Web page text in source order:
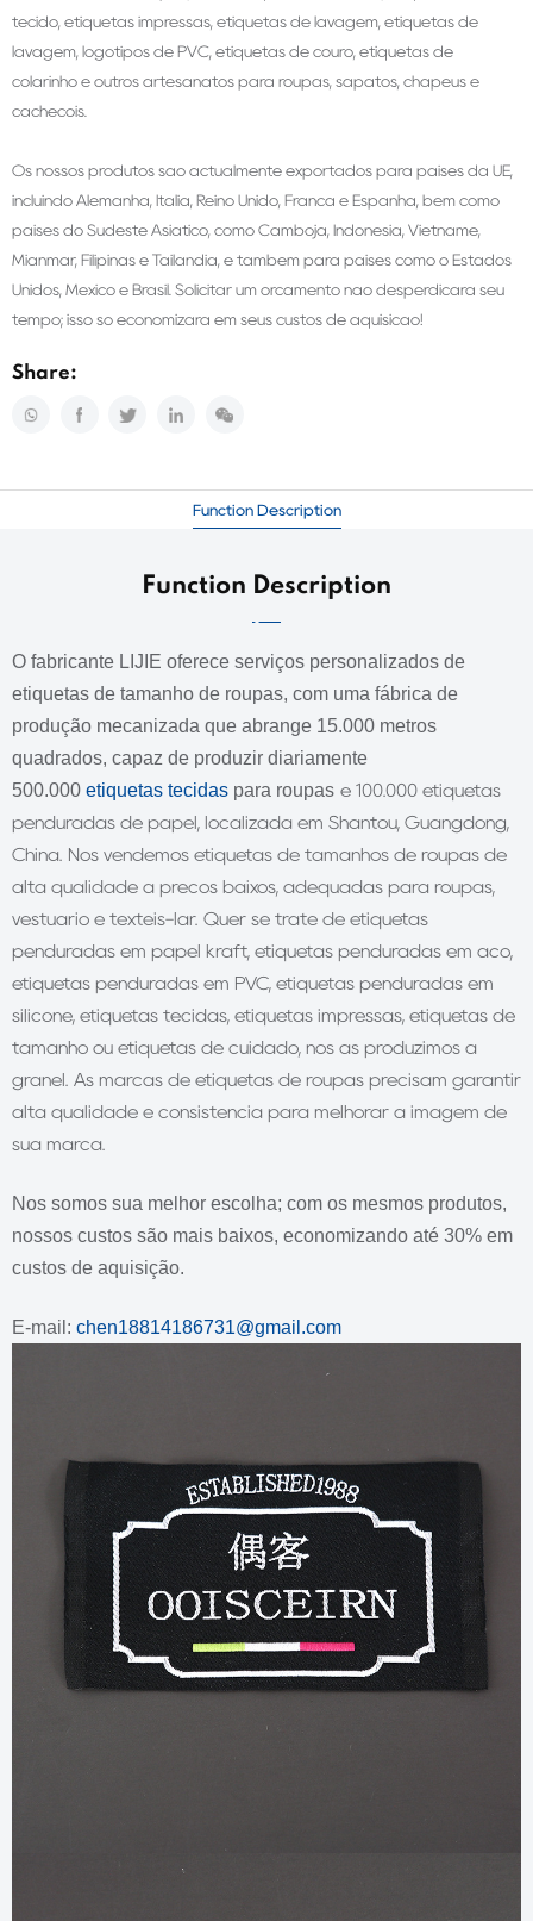
tecido, etiquetas impressas, etiquetas de lavagem, etiquetas de
lavagem, logotipos de PVC, etiquetas de couro, etiquetas de
colarinho e outros artesanatos para roupas, sapatos, chapéus e
cachecóis.
Os nossos produtos são actualmente exportados para países da UE,
incluindo Alemanha, Itália, Reino Unido, França e Espanha, bem como
países do Sudeste Asiático, como Camboja, Indonésia, Vietname,
Mianmar, Filipinas e Tailândia, e também para países como o Estados
Unidos, México e Brasil. Solicitar um orçamento não desperdiçará seu
tempo; isso só economizará em seus custos de aquisição!
Share:
Function Description
Function Description
O fabricante LIJIE oferece serviços personalizados de
etiquetas de tamanho de roupas, com uma fábrica de
produção mecanizada que abrange 15.000 metros
quadrados, capaz de produzir diariamente
500.000 etiquetas tecidas para roupas e 100.000 etiquetas
penduradas de papel, localizada em Shantou, Guangdong,
China.
Nós vendemos etiquetas de tamanhos de roupas de
alta qualidade a preços baixos, adequadas para roupas,
vestuário e têxteis-lar. Quer se trate de etiquetas
penduradas em papel kraft, etiquetas penduradas em aço,
etiquetas penduradas em PVC, etiquetas penduradas em
silicone, etiquetas tecidas, etiquetas impressas, etiquetas de
tamanho ou etiquetas de cuidado, nós as produzimos a
granel. As marcas de etiquetas de roupas precisam garantir
alta qualidade e consistência para melhorar a imagem de
sua marca.
Nos somos sua melhor escolha; com os mesmos produtos,
nossos custos são mais baixos, economizando até 30% em
custos de aquisição.
E-mail: chen18814186731@gmail.com